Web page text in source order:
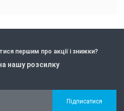
першим про акції і знижки?
нашу розсилку
Підписатися